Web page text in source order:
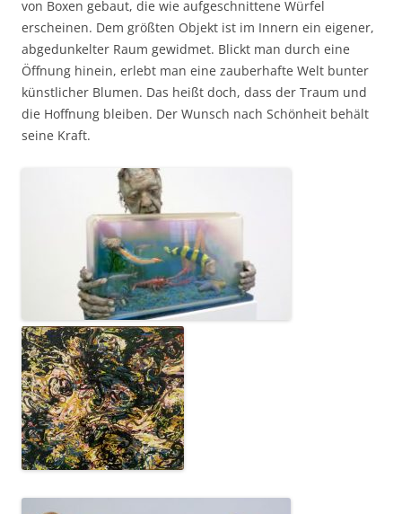
von Boxen gebaut, die wie aufgeschnittene Würfel
erscheinen. Dem größten Objekt ist im Innern ein eigener,
abgedunkelter Raum gewidmet. Blickt man durch eine
Öffnung hinein, erlebt man eine zauberhafte Welt bunter
künstlicher Blumen. Das heißt doch, dass der Traum und
die Hoffnung bleiben. Der Wunsch nach Schönheit behält
seine Kraft.